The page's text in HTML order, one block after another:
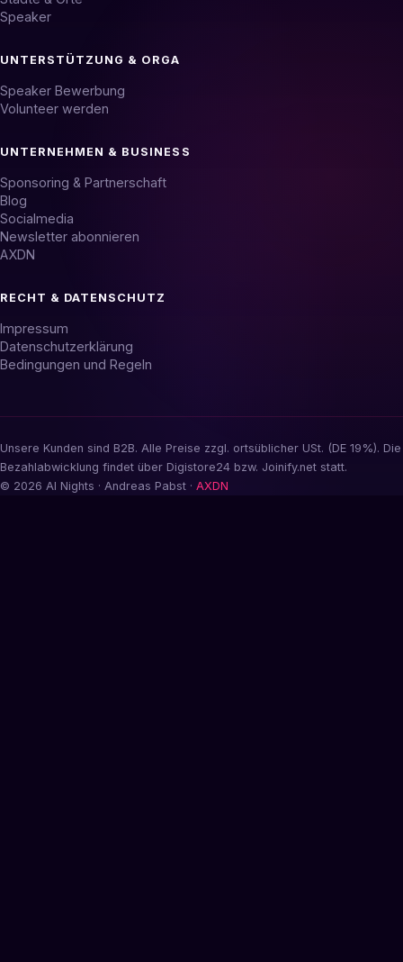
Speaker
UNTERSTÜTZUNG & ORGA
Speaker Bewerbung
Volunteer werden
UNTERNEHMEN & BUSINESS
Sponsoring & Partnerschaft
Blog
Socialmedia
Newsletter abonnieren
AXDN
RECHT & DATENSCHUTZ
Impressum
Datenschutzerklärung
Bedingungen und Regeln
Unsere Kunden sind B2B. Alle Preise zzgl. ortsüblicher USt. (DE 19%). Die
Bezahlabwicklung findet über Digistore24 bzw. Joinify.net statt.
© 2026 AI Nights · Andreas Pabst · AXDN